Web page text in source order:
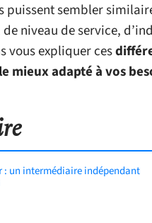
puissent sembler
niveau de service,
vous expliquer ces
le mieux adapté à vos
un intermédiaire indépendant